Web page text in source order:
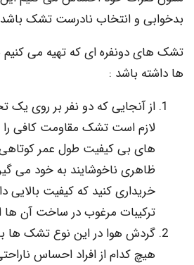
و انتخاب نادرست تشک باشد .
دونفره ای که تهیه می کنیم بایستی
باشد :
آنجایی که دو نفر بر روی یک تخت
است تشک مقاومت کافی را داشته
بی کیفیت طول عمر کوتاهی دارند
ناخوشایند به خود می گیرند سعی
کنید که کیفیت بالایی داشته باشد
مرغوب در ساخت آن ها استفاده
هوا در این نوع تشک ها باید به
کدام از افراد احساس ناراحتی نکنند